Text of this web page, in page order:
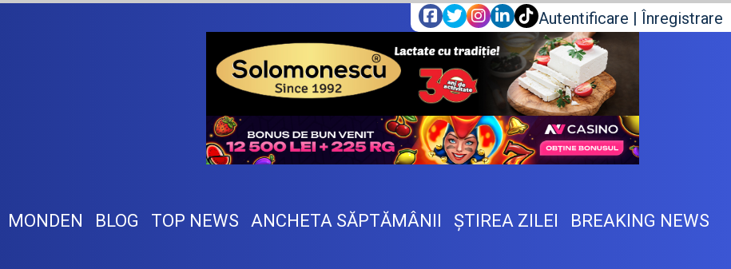
Autentificare | Înregistrare
MONDEN BLOG TOP NEWS ANCHETA SĂPTĂMÂNII ŞTIREA ZILEI BREAKING NEWS